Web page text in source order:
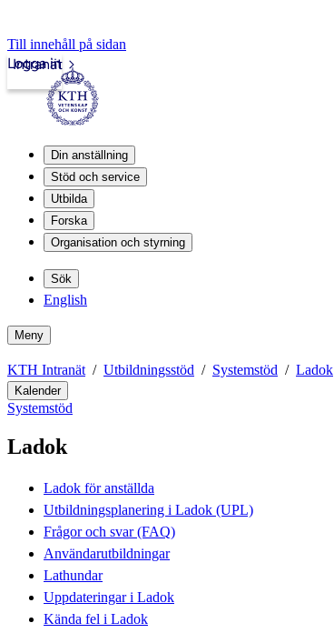
Till innehåll på sidan
Intranät
Logga in
Din anställning
Stöd och service
Utbilda
Forska
Organisation och styrning
Sök
English
Meny
KTH Intranät Utbildningsstöd Systemstöd Ladok
Kalender
Systemstöd
Ladok
Ladok för anställda
Utbildningsplanering i Ladok (UPL)
Frågor och svar (FAQ)
Användarutbildningar
Lathundar
Uppdateringar i Ladok
Kända fel i Ladok